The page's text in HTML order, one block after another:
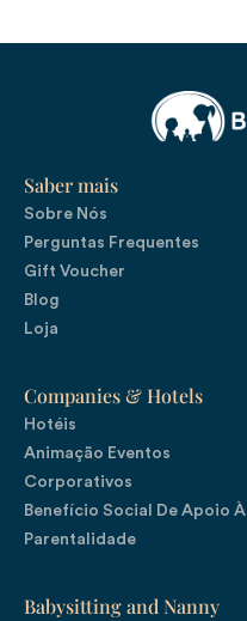
Saber mais
Sobre Nós
Perguntas Frequentes
Gift Voucher
Blog
Loja
Companies & Hotels
Hotéis
Animação Eventos
Corporativos
Benefício Social De Apoio À
Parentalidade
Babysitting and Nanny